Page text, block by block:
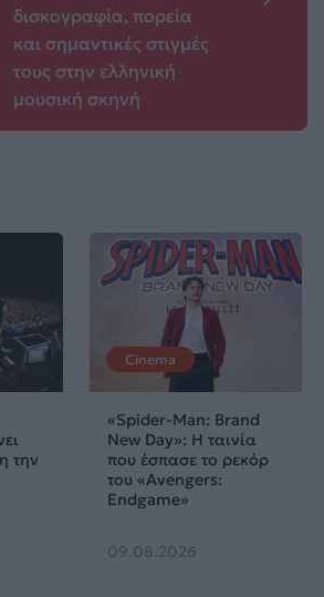
δισκογραφία, πορεία
και σημαντικές στιγμές
τους στην ελληνική
μουσική σκηνή
την
Cinema
«Spider-Man: Brand
New Day»: Η ταινία
που έσπασε το ρεκόρ
του «Avengers:
Endgame»
09.08.2026